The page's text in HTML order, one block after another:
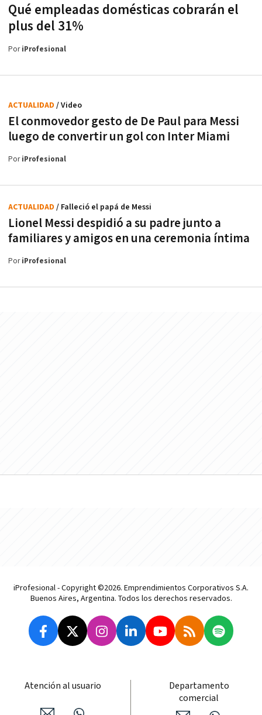
Qué empleadas domésticas cobrarán el
plus del 31%
PoriProfesional
El conmovedor gesto de De Paul para Messi
luego de convertir un gol con Inter Miami
ACTUALIDAD / Video
PoriProfesional
Lionel Messi despidió a su padre junto a
familiares y amigos en una ceremonia íntima
ACTUALIDAD / Falleció el papá de Messi
PoriProfesional
iProfesional - Copyright ©2026. Emprendimientos Corporativos S.A.
Buenos Aires, Argentina. Todos los derechos reservados.
Atención al usuario
Departamento
comercial